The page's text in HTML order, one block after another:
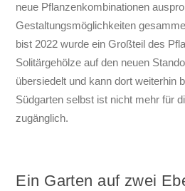
Gestaltungsmöglichkeiten
bist 2022 wurde ein Großteil des
Solitärgehölze auf den neuen
übersiedelt und kann dort weiterhin
Südgarten selbst ist nicht mehr für
zugänglich.
Ein Garten auf zwei